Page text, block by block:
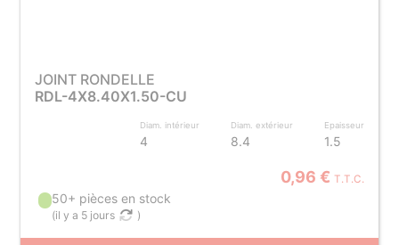
JOINT RONDELLE
RDL-4X8.40X1.50-CU
Diam. intérieur
4
Diam. extérieur
8.4
Epaisseur
1.5
0,96 € T.T.C.
50+ pièces en stock
(il y a 5 jours )